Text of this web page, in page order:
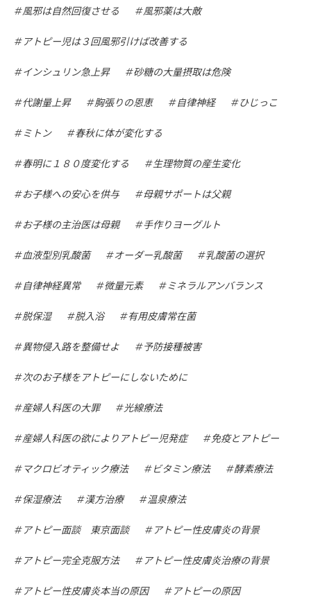
風邪は自然回復させる 風邪薬は大敵
アトピー児は３回風邪引けば改善する
インシュリン急上昇 砂糖の大量摂取は危険
代謝量上昇 胸張りの恩恵 自律神経 ひじっこ
ミトン 春秋に体が変化する
春明に１８０度変化する 生理物質の産生変化
お子様への安心を供与 母親サポートは父親
お子様の主治医は母親 手作りヨーグルト
血液型別乳酸菌 オーダー乳酸菌 乳酸菌の選択
自律神経異常 微量元素 ミネラルアンバランス
脱保湿 脱入浴 有用皮膚常在菌
異物侵入路を整備せよ 予防接種被害
次のお子様をアトピーにしないために
産婦人科医の大罪 光線療法
産婦人科医の欲によりアトピー児発症 免疫とアトピー
マクロビオティック療法 ビタミン療法 酵素療法
保湿療法 漢方治療 温泉療法
アトピー面談 東京面談 アトピー性皮膚炎の背景
アトピー完全克服方法 アトピー性皮膚炎治療の背景
アトピー性皮膚炎本当の原因 アトピーの原因